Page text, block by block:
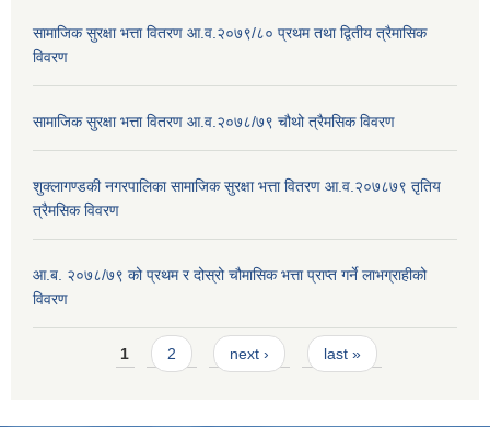
सामाजिक सुरक्षा भत्ता वितरण आ.व.२०७९/८० प्रथम तथा द्वितीय त्रैमासिक
विवरण
सामाजिक सुरक्षा भत्ता वितरण आ.व.२०७८/७९ चौथो त्रैमसिक विवरण
शुक्लागण्डकी नगरपालिका सामाजिक सुरक्षा भत्ता वितरण आ.व.२०७८७९ तृतिय
त्रैमसिक विवरण
आ.ब. २०७८/७९ को प्रथम र दोस्रो चौमासिक भत्ता प्राप्त गर्ने लाभग्राहीको
विवरण
Pages1 2 next › last »